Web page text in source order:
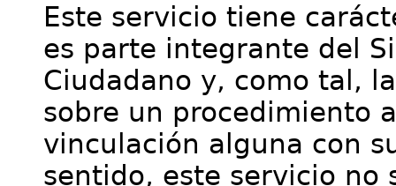
Este servicio tiene
es parte integrante del
Ciudadano y, como tal,
sobre un procedimiento
vinculación alguna con
sentido, este servicio no